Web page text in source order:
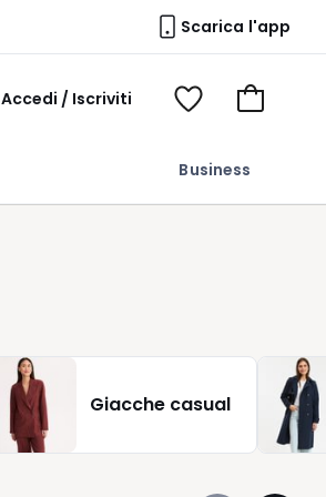
Scarica l'app
Business
Accedi / Iscriviti
Voir
Vai
Giacche casual